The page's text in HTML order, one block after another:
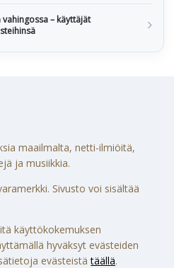
– käyttäjät
maailmalta, netti-ilmiöitä,
ja musiikkia.
Sivusto voi sisältää
käyttökokemuksen
hyväksyt evästeiden
evästeistätäällä.